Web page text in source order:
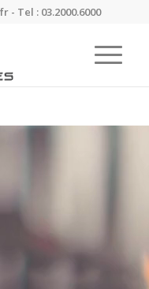
Tel : 03.2000.6000